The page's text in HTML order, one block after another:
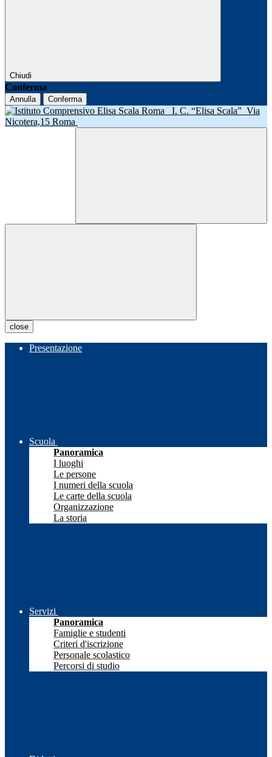
Chiudi
Conferma
Annulla Conferma
I. C. “Elisa Scala” Via
Nicotera,15 Roma
close
Presentazione
Scuola
Panoramica
I luoghi
Le persone
I numeri della scuola
Le carte della scuola
Organizzazione
La storia
Servizi
Panoramica
Famiglie e studenti
Criteri d'iscrizione
Personale scolastico
Percorsi di studio